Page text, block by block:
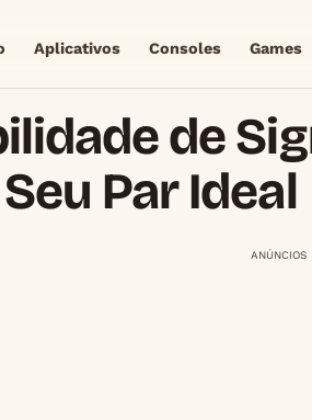
Aplicativos Consoles Games
de
Par Ideal
ANÚNCIOS